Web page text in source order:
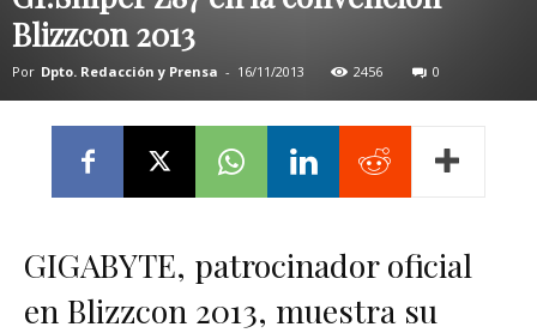
Blizzcon 2013
Por Dpto. Redacción y Prensa - 16/11/2013 2456 0
GIGABYTE, patrocinador oficial
en Blizzcon 2013, muestra su